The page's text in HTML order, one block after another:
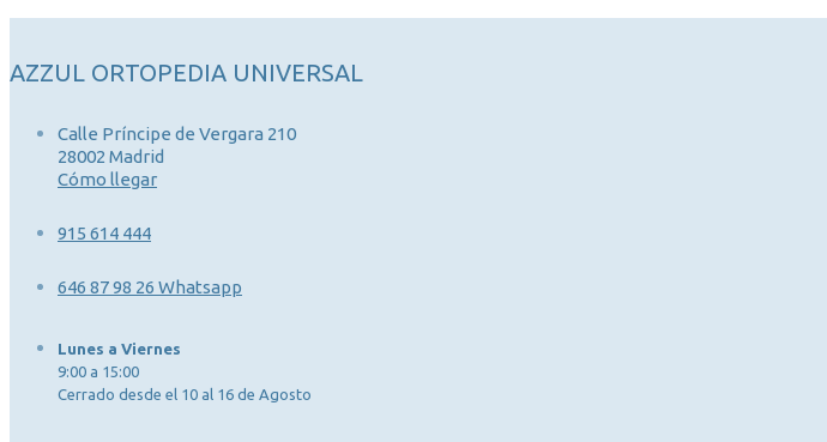
AZZUL ORTOPEDIA UNIVERSAL
Calle Príncipe de Vergara 210
28002 Madrid
Cómo llegar
915 614 444
646 87 98 26 Whatsapp
Lunes a Viernes
9:00 a 15:00
Cerrado desde el 10 al 16 de Agosto